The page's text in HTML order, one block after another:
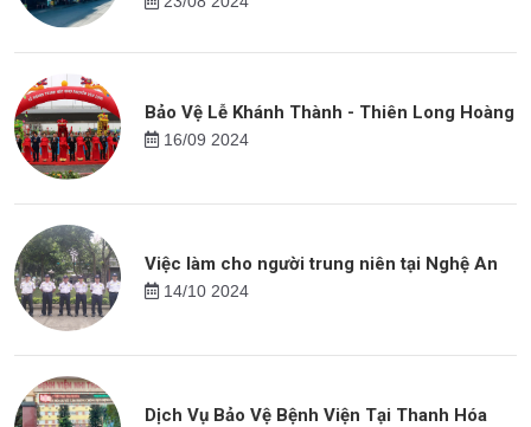
Bảo Vệ Lễ Khánh Thành - Thiên Long Hoàng
16/09 2024
Việc làm cho người trung niên tại Nghệ An
14/10 2024
Dịch Vụ Bảo Vệ Bệnh Viện Tại Thanh Hóa